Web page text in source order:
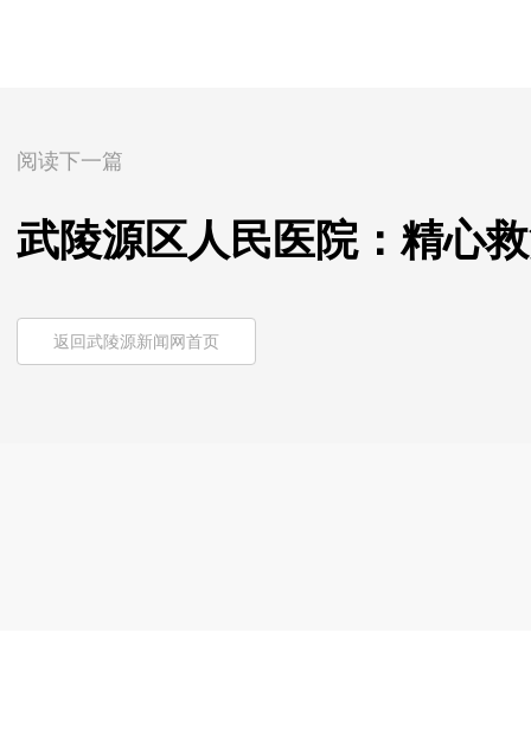
阅读下一篇
武陵源区人民医院：精心
返回武陵源新闻网首页